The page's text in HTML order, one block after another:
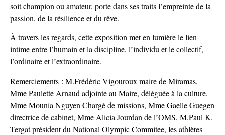
soit champion ou amateur, porte dans ses traits l’empreinte de la
passion, de la résilience et du rêve.
À travers les regards, cette exposition met en lumière le lien
intime entre l’humain et la discipline, l’individu et le collectif,
l’ordinaire et l’extraordinaire.
Remerciements : M.Frédéric Vigouroux maire de Miramas,
Mme Paulette Arnaud adjointe au Maire, déléguée à la culture,
Mme Mounia Nguyen Chargé de missions, Mme Gaelle Guegen
directrice de cabinet, Mme Alicia Jourdan de l’OMS, M.Paul K.
Tergat président du National Olympic Commitee, les athlètes